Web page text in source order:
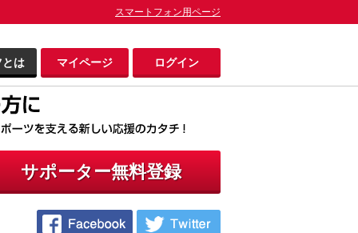
スマートフォン用ページ
ログイン
マイページ
とは
サポーター無料登録